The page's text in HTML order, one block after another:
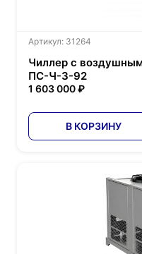
Артикул: 31264
Чиллер с
ПС-Ч-3-92
1 603 000 ₽
В КОРЗИНУ